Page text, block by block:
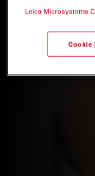
Leica Microsystems
Cookie